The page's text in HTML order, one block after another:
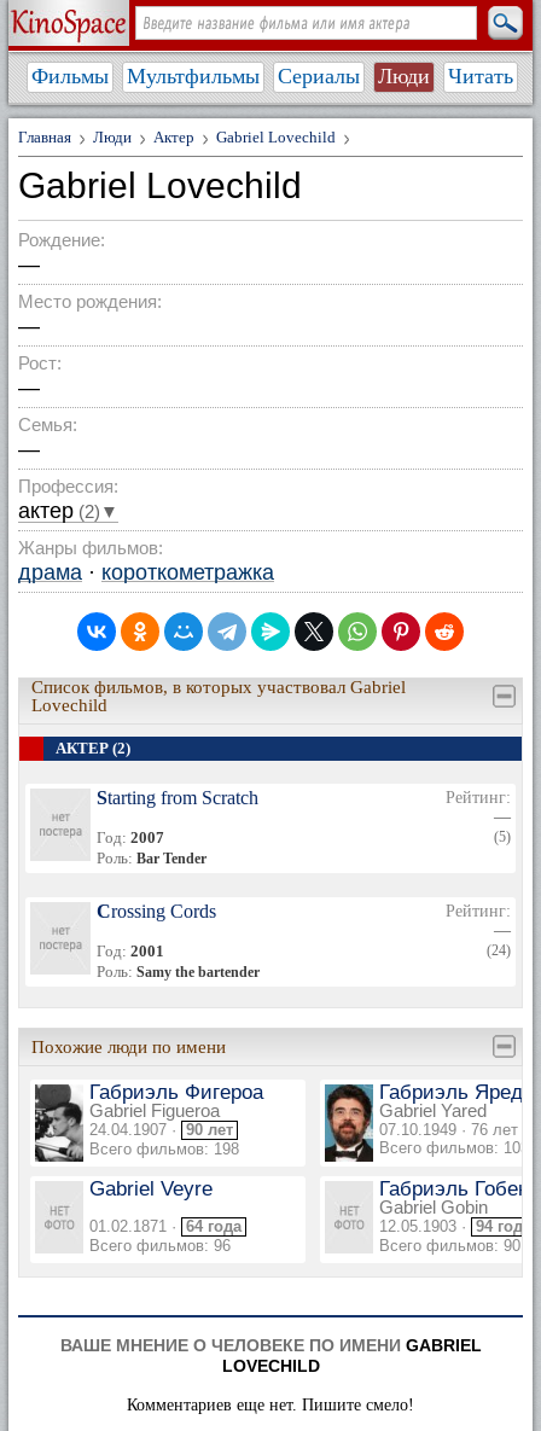
Фильмы Мультфильмы Сериалы Люди Читать
Главная Люди Актер Gabriel Lovechild
Gabriel Lovechild
Рождение:
—
Место рождения:
—
Рост:
—
Семья:
—
Профессия:
актер (2)▼
Жанры фильмов:
драма · короткометражка
Список фильмов, в которых участвовал Gabriel
Lovechild
АКТЕР (2)
Starting from Scratch
Год: 2007
Роль: Bar Tender
Рейтинг:
—
(5)
Crossing Cords
Год: 2001
Роль: Samy the bartender
Рейтинг:
—
(24)
Похожие люди по имени
Габриэль Фигероа
Gabriel Figueroa
24.04.1907 · 90 лет
Всего фильмов: 198
Габриэль Яред
Gabriel Yared
07.10.1949 · 76 лет
Всего фильмов: 103
Gabriel Veyre
01.02.1871 · 64 года
Всего фильмов: 96
Габриэль Гобен
Gabriel Gobin
12.05.1903 · 94 года
Всего фильмов: 90
ВАШЕ МНЕНИЕ О ЧЕЛОВЕКЕ ПО ИМЕНИ GABRIEL
LOVECHILD
Комментариев еще нет. Пишите смело!